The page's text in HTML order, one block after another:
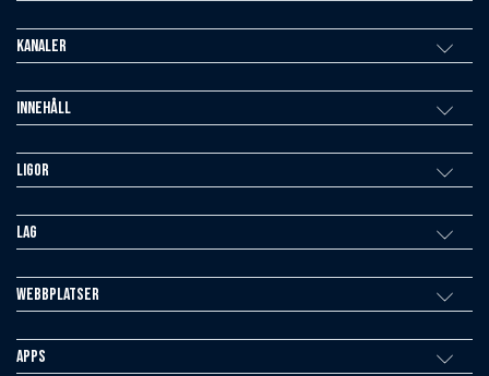
Kanaler
Innehåll
Ligor
Lag
Webbplatser
Apps